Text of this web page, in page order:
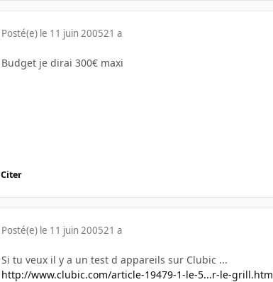
Posté(e) le 11 juin 200521 a
Budget je dirai 300€ maxi
Citer
Posté(e) le 11 juin 200521 a
Si tu veux il y a un test d appareils sur Clubic ...
http://www.clubic.com/article-19479-1-le-5...r-le-